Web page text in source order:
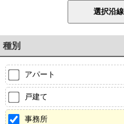
種別
アパート
戸建て
事務所